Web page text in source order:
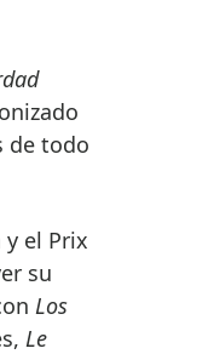
de todo
y el Prix
su
Los
Le